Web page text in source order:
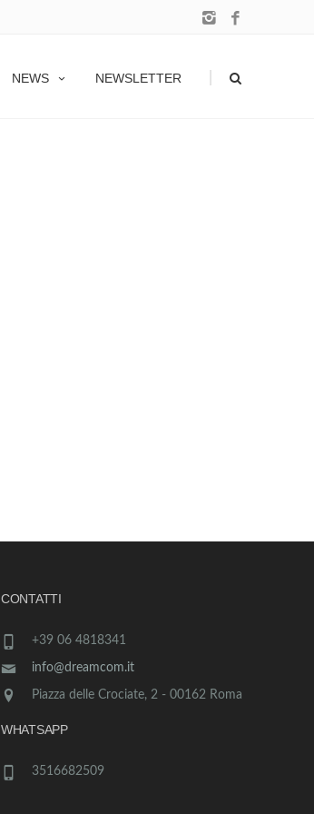
NEWS NEWSLETTER
CONTATTI
+39 06 4818341
info@dreamcom.it
Piazza delle Crociate, 2 - 00162 Roma
WHATSAPP
3516682509